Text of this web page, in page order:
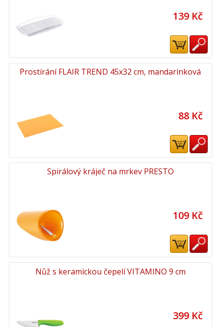
139 Kč
Prostírání FLAIR TREND 45x32 cm, mandarinková
88 Kč
Spirálový kráječ na mrkev PRESTO
109 Kč
Nůž s keramickou čepelí VITAMINO 9 cm
399 Kč